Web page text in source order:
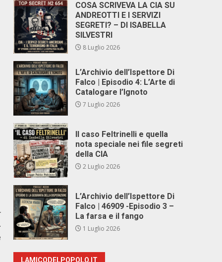
COSA SCRIVEVA LA CIA SU
ANDREOTTI E I SERVIZI
SEGRETI? – DI ISABELLA
SILVESTRI
8 Luglio 2026
L’Archivio dell’Ispettore Di
Falco | Episodio 4: L’Arte di
Catalogare l’Ignoto
7 Luglio 2026
Il caso Feltrinelli e quella
nota speciale nei file segreti
della CIA
2 Luglio 2026
L’Archivio dell’Ispettore Di
Falco | 46909 -Episodio 3 –
La farsa e il fango
1 Luglio 2026
LAMICODELPOPOLO.IT